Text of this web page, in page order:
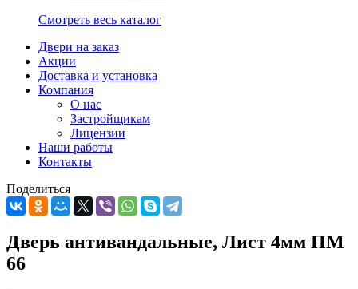
Смотреть весь каталог
Двери на заказ
Акции
Доставка и установка
Компания
О нас
Застройщикам
Лицензии
Наши работы
Контакты
Поделиться
Дверь антивандальные, Лист 4мм ПМ
66